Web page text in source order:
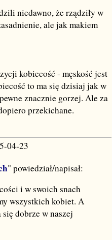
niedawno, że rządziły w
ale jak makiem
kobiecość - męskość jest
to ma się dzisiaj jak w
znacznie gorzej. Ale za
przekichane.
04-23
" powiedział/napisał:
i w swoich snach
wszystkich kobiet. A
dobrze w naszej